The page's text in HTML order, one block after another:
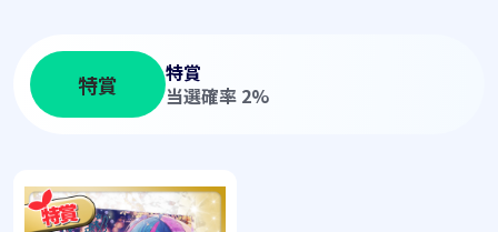
特賞
特賞
当選確率 2%